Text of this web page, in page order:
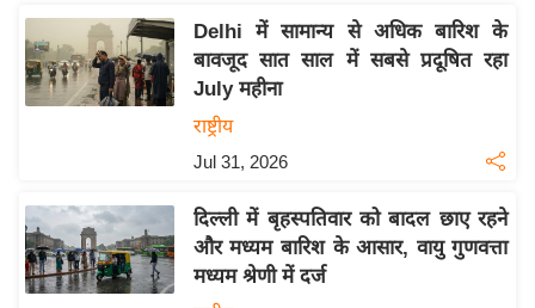
स
उ
द्यो
ग
त
वि
शे
Delhi में सामान्य से अधिक बारिश के
बावजूद सात साल में सबसे प्रदूषित रहा
July महीना
राष्ट्रीय
Jul 31, 2026
दिल्ली में बृहस्पतिवार को बादल छाए रहने
और मध्यम बारिश के आसार, वायु गुणवत्ता
मध्यम श्रेणी में दर्ज